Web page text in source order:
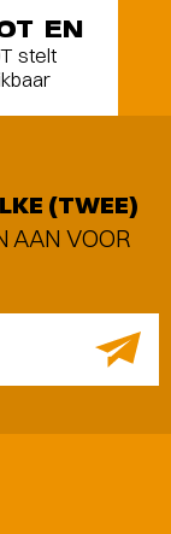
EN
stelt
(TWEE)
AAN VOOR